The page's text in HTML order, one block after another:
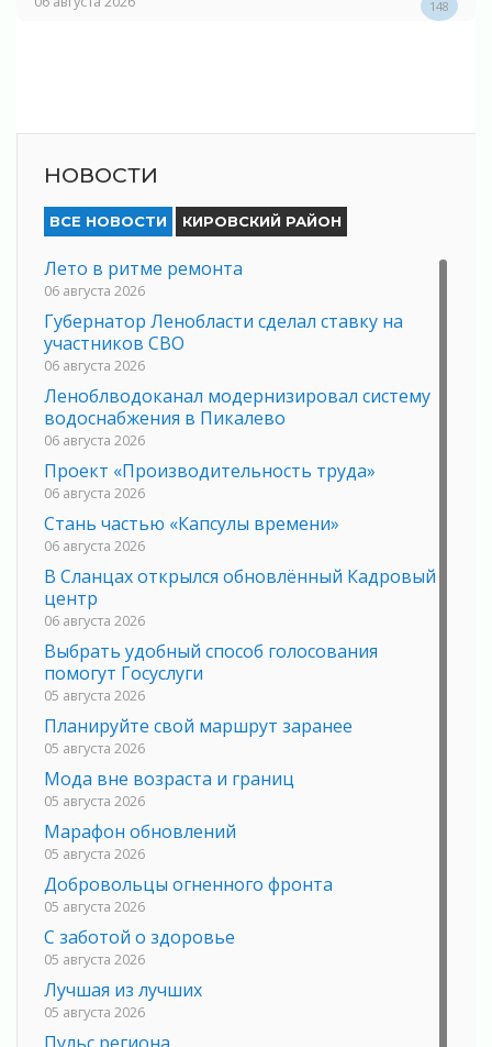
148
НОВОСТИ
ВСЕ НОВОСТИ КИРОВСКИЙ РАЙОН
Лето в ритме ремонта
06 августа 2026
Губернатор Ленобласти сделал ставку на
участников СВО
06 августа 2026
Леноблводоканал модернизировал систему
водоснабжения в Пикалево
06 августа 2026
Проект «Производительность труда»
06 августа 2026
Стань частью «Капсулы времени»
06 августа 2026
В Сланцах открылся обновлённый Кадровый
центр
06 августа 2026
Выбрать удобный способ голосования
помогут Госуслуги
05 августа 2026
Планируйте свой маршрут заранее
05 августа 2026
Мода вне возраста и границ
05 августа 2026
Марафон обновлений
05 августа 2026
Добровольцы огненного фронта
05 августа 2026
С заботой о здоровье
05 августа 2026
Лучшая из лучших
05 августа 2026